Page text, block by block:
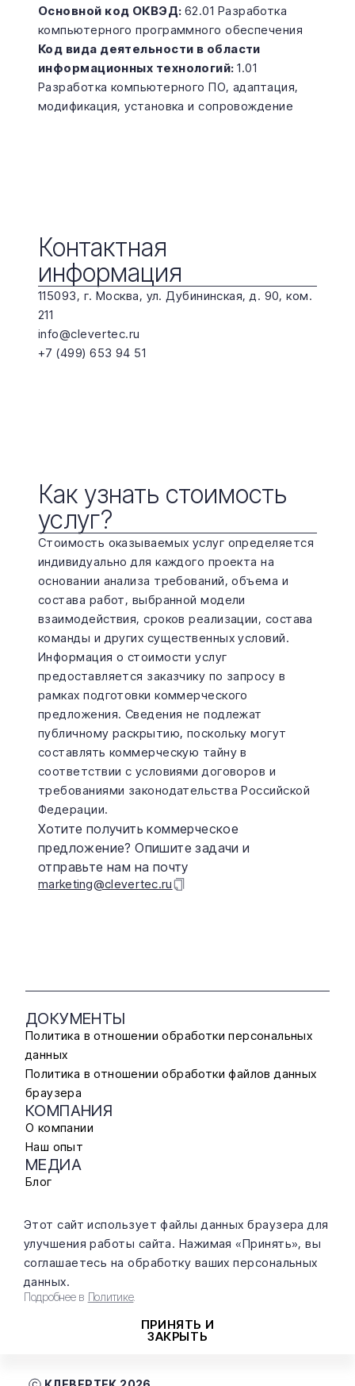
Основной код ОКВЭД: 62.01 Разработка
компьютерного программного обеспечения
Код вида деятельности в области
информационных технологий: 1.01
Разработка компьютерного ПО, адаптация,
модификация, установка и сопровождение
Контактная
информация
115093, г. Москва, ул. Дубининская, д. 90, ком.
211
info@clevertec.ru
+7 (499) 653 94 51
Как узнать стоимость
услуг?
Стоимость оказываемых услуг определяется
индивидуально для каждого проекта на
основании анализа требований, объема и
состава работ, выбранной модели
взаимодействия, сроков реализации, состава
команды и других существенных условий.
Информация о стоимости услуг
предоставляется заказчику по запросу в
рамках подготовки коммерческого
предложения. Сведения не подлежат
публичному раскрытию, поскольку могут
составлять коммерческую тайну в
соответствии с условиями договоров и
требованиями законодательства Российской
Федерации.
Хотите получить коммерческое
предложение? Опишите задачи и
отправьте нам на почту
marketing@clevertec.ru
Этот сайт использует файлы данных браузера для
улучшения работы сайта. Нажимая «Принять», вы
соглашаетесь на обработку ваших персональных
данных.
Подробнее в Политике.
ПРИНЯТЬ И
ЗАКРЫТЬ
ДОКУМЕНТЫ
Политика в отношении обработки персональных
данных
Политика в отношении обработки файлов данных
браузера
КОМПАНИЯ
О компании
Наш опыт
МЕДИА
Блог
marketing@clevertec.ru
+7 (499) 653 94 51
Москва, ул. Дубининская, д. 90, ком. 211
от 15 декабря 2021 года